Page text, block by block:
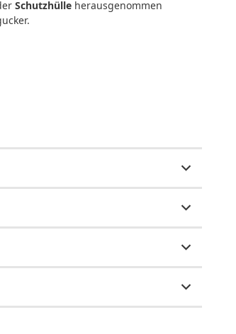
Schutzhülle herausgenommen